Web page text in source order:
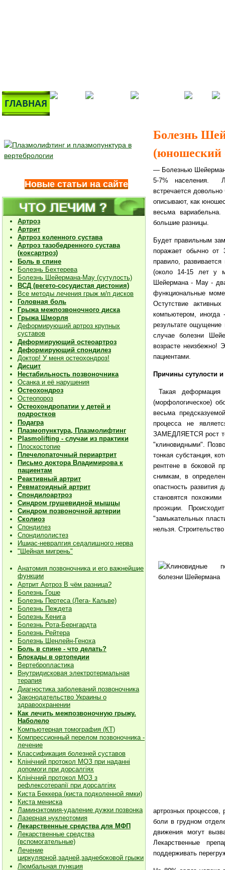
Новые статьи на сайте
Артроз
Артрит
Артроз коленного сустава
Артроз тазобедренного сустава
(коксартроз)
Боль в спине
Болезнь Бехтерева
Болезнь Шейермана-Мау (сутулость)
ВСД (вегето-сосудистая дистония)
Все методы лечения грыж м/п дисков
Головная боль
Грыжа межпозвоночного диска
Грыжа Шморля
Деформирующий артроз крупных
суставов
Деформирующий остеоартроз
Деформирующий спондилез
Доктор! У меня остеохондроз!
Дисцит
Нестабильность позвоночника
Осанка и её нарушения
Остеохондроз
Остеопороз
Остеохондропатии у детей и
подростков
Подагра
Плазмопунктура, Плазмолифтинг
Plasmolifting - случаи из практики
Плоскостопие
Плечелопаточный периартрит
Письмо доктора Владимирова к
пациентам
Реактивный артрит
Ревматоидный артрит
Спондилоартроз
Синдром грушевидной мышцы
Синдром позвоночной артерии
Сколиоз
Спондилез
Спондилолистез
Ишиас-невралгия седалищного нерва
"Шейная мигрень"
Анатомия позвоночника и его важнейшие
функции
Артрит Артроз В чём разница?
Болезнь Гоше
Болезнь Пертеса (Лега- Кальве)
Болезнь Пеждета
Болезнь Кенига
Болезнь Рота-Бернгардта
Болезнь Рейтера
Болезнь Шенлейн-Геноха
Боль в спине - что делать?
Блокады в ортопедии
Вертебропластика
Внутридисковая электротермальная
терапия
Диагностика заболеваний позвоночника
Законодательство Украины о
здравоохранении
Как лечить межпозвоночную грыжу.
Наболело
Компьютерная томография (КТ)
Компрессионный перелом позвоночника -
лечение
Классификация болезней суставов
Клiнiчний протокол МОЗ при наданнi
допомоги при дорсалгiях
Клiнiчний протокол МОЗ з
рефлексотерапiї при дорсалгіях
Киста Беккера (киста подколенной ямки)
Киста мениска
Ламинэктомия-удаление дужки позвонка
Лазерная нуклеотомия
Лекарственные средства для МФП
Лекарственные средства
(вспомогательные)
Лечение
циркулярной,задней,заднебоковой грыжи
Люмбальная пункция
Болезнь
(юношеский
— Болезнью
5-7% населения.
встречается
описывают, как
весьма вариабельна.
большие разницы.
Будет правильным
поражает обычно от
правило,
(около 14-15 лет у
Шейермана - Мау -
функциональные
Остутствие
компьютером, иногда
результате
случае болезни
возрасте неизбежно!
пациентами.
Причины сутулости
Такая деформация
(морфологическое)
весьма
процесса не
ЗАМЕДЛЯЕТСЯ рост
"клиновидными".
тонкая субстанция,
рентгене в боковой
снимкам, в
опастность развития
становятся
проэкции.
"замыкательных
нельзя.
артрозных
боли в грудном
движения могут
Лекарственные
поддерживать